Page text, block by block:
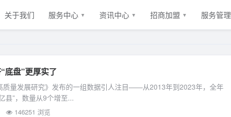
关于我们 服务中心 ▼ 资讯中心 ▼ 招商加盟 ▼ 服务管理
底盘”更厚实了
量发展研究》发布的一组数据引人注目——从2013年到2023年，全年
县”，数量从9个增至...
146251 浏览